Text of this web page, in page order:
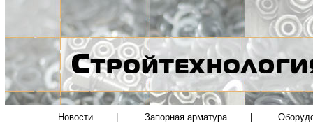
Новости Запорная арматура